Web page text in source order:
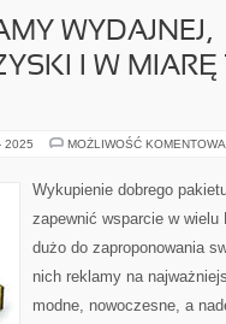
WYDAJNEJ,
I W MIARĘ
2025 MOŻLIWOŚĆ
Wykupienie dobrego
zapewnić wsparcie w
dużo do zaproponowania
nich reklamy na
modne, nowoczesne, a